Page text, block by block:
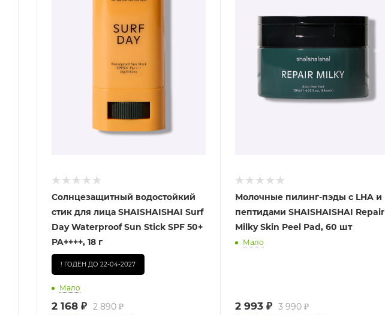
Cолнцезащитный водостойкий
стик для лица SHAISHAISHAI Surf
Day Waterproof Sun Stick SPF 50+
PA++++, 18 г
! ГОДЕН ДО 22-04-2027
Мало
2 168 ₽ 2 890 ₽
Молочные пилинг-пэды с LHA и
пептидами SHAISHAISHAI Repair
Milky Skin Peel Pad, 60 шт
Мало
2 993₽ 3 990₽